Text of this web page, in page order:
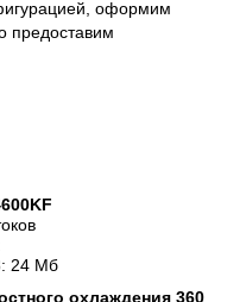
оформим
предоставим
24 Мб
охлаждения 360